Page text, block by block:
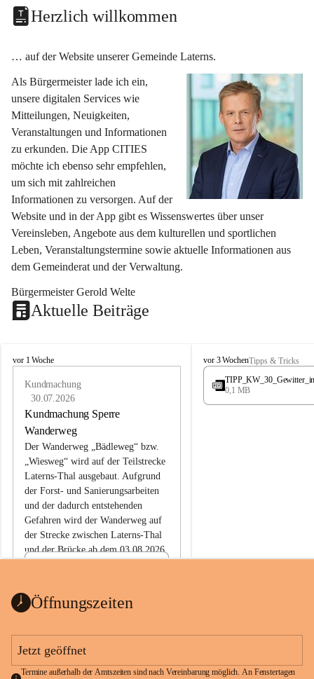
Herzlich willkommen
… auf der Website unserer Gemeinde Laterns.
Als Bürgermeister lade ich ein,
unsere digitalen Services wie
Mitteilungen, Neuigkeiten,
Veranstaltungen und Informationen
zu erkunden. Die App CITIES
möchte ich ebenso sehr empfehlen,
um sich mit zahlreichen
Informationen zu versorgen. Auf der
Website und in der App gibt es Wissenswertes über unser
Vereinsleben, Angebote aus dem kulturellen und sportlichen
Leben, Veranstaltungstermine sowie aktuelle Informationen aus
dem Gemeinderat und der Verwaltung.
Bürgermeister Gerold Welte
Aktuelle Beiträge
L
vor 1 Woche
Kundmachung
30.07.2026
Kundmachung Sperre
Wanderweg
Der Wanderweg „Bädleweg“ bzw.
„Wiesweg“ wird auf der Teilstrecke
Laterns-Thal ausgebaut. Aufgrund
der Forst- und Sanierungsarbeiten
und der dadurch entstehenden
Gefahren wird der Wanderweg auf
der Strecke zwischen Laterns-Thal
und der Brücke ab dem 03.08.2026
ht
1 Seite•0,1 MB
L
a
e
vor 3 WochenTipps & Tricks
0,1 MB
Öffnungszeiten
Jetzt geöffnet
Termine außerhalb der Amtszeiten sind nach Vereinbarung möglich. An Fenstertagen